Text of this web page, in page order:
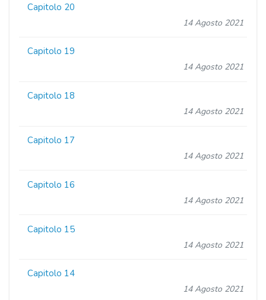
Capitolo 20
14 Agosto 2021
Capitolo 19
14 Agosto 2021
Capitolo 18
14 Agosto 2021
Capitolo 17
14 Agosto 2021
Capitolo 16
14 Agosto 2021
Capitolo 15
14 Agosto 2021
Capitolo 14
14 Agosto 2021